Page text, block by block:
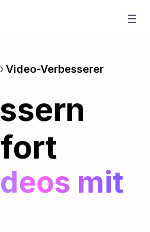
Video-Verbesserer
mit